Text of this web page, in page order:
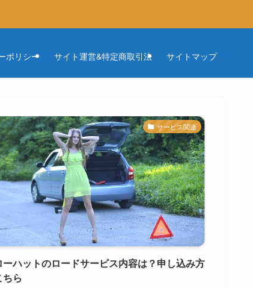
ポリシー サイト運営&特定商取引法 サイトマップ
サービス関連
ーハットのロードサービス内容は？申し込み方
ら